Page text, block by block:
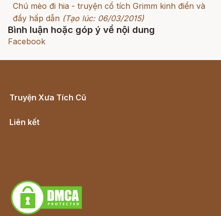
Chú mèo đi hia - truyện cổ tích Grimm kinh điển và
đầy hấp dẫn (Tạo lúc: 06/03/2015)
Bình luận hoặc góp ý về nội dung
Facebook
Truyện Xưa Tích Cũ
Liên kết